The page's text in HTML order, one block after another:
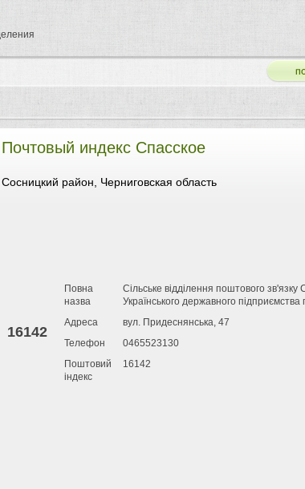
Почтовый индекс Спасское
Сосницкий район, Черниговская область
16142
Повна
назва
Сільське відділення поштового зв'язку
Українського державного
Адреса
вул. Придеснянська, 47
Телефон
0465523130
Поштовий
індекс
16142